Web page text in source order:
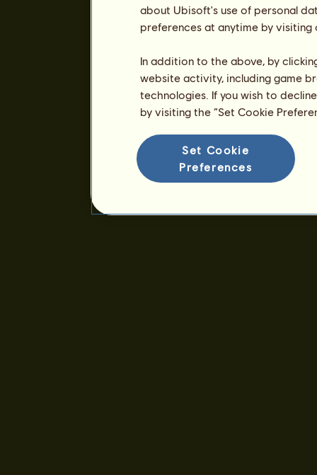
about Ubisoft's use of personal
preferences at anytime by
In addition to the above, by
website activity, including game
technologies. If you wish to
by visiting the “Set Cookie
Set Cookie
Preferences